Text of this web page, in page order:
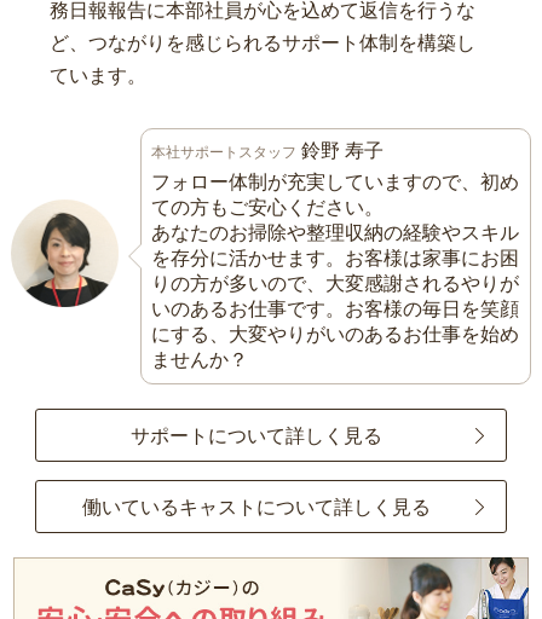
務日報報告に本部社員が心を込めて返信を行うな
ど、つながりを感じられるサポート体制を構築し
ています。
本社サポートスタッフ 鈴野 寿子
フォロー体制が充実していますので、初め
ての方もご安心ください。
あなたのお掃除や整理収納の経験やスキル
を存分に活かせます。お客様は家事にお困
りの方が多いので、大変感謝されるやりが
いのあるお仕事です。お客様の毎日を笑顔
にする、大変やりがいのあるお仕事を始め
ませんか？
サポートについて詳しく見る
働いているキャストについて詳しく見る